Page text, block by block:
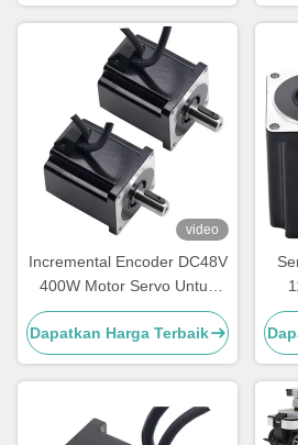
video
Incremental Encoder DC48V
400W Motor Servo Untuk
Pelacak Surya
Dapatkan Harga Terbaik